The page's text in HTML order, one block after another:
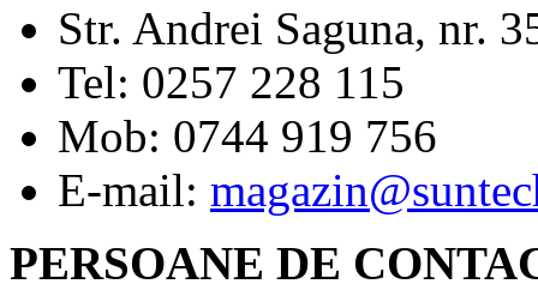
Str. Andrei Saguna, nr.
Tel: 0257 228 115
Mob: 0744 919 756
E-mail:
PERSOANE DE